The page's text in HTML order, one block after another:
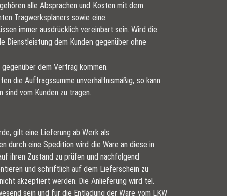
alle Absprachen und Kosten mit dem
Tragwerksplaners sowie eine
immer ausdrücklich vereinbart sein. Wird die
Dienstleistung dem Kunden gegenüber ohne
dem Vertrag kommen.
die Auftragssumme unverhältnismäßig, so kann
sind vom Kunden zu tragen.
gilt eine Lieferung ab Werk als
durch eine Spedition wird die Ware an diese in
ihren Zustand zu prüfen und nachfolgend
und schriftlich auf dem Lieferschein zu
akzeptiert werden. Die Anlieferung wird tel.
sein und für die Entladung der Ware vom LKW